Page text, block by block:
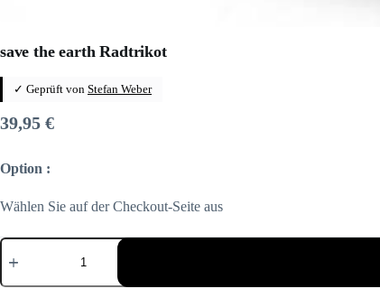
save the earth Radtrikot
✓ Geprüft von Stefan Weber
39,95 €
Option :
Wählen Sie auf der Checkout-Seite aus
save
the
Radtrikot